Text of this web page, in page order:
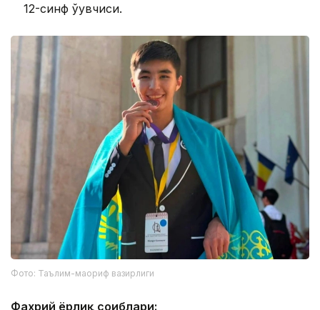
12-синф ўқувчиси.
Фото: Таълим-маориф вазирлиги
Фахрий ёрлиқ соҳиблари: